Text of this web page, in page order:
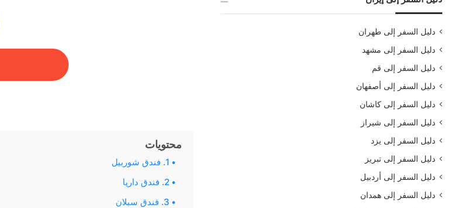
محتويات
1. فندق شوربيل
2. فندق داريا
3. فندق سبلان
دليل السفر إلى طهران
دليل السفر إلى مشهد
دليل السفر إلى قم
دليل السفر إلى أصفهان
دليل السفر إلى كاشان
دليل السفر إلى شيراز
دليل السفر إلى يزد
دليل السفر إلى تبريز
دليل السفر إلى أردبيل
دليل السفر إلى همدان